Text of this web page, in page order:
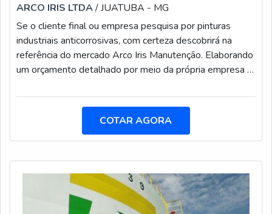
ARCO IRIS LTDA/ JUATUBA - MG
Se o cliente final ou empresa pesquisa por pinturas
industriais anticorrosivas, com certeza descobrirá na
referência do mercado Arco Iris Manutenção. Elaborando
um orçamento detalhado por meio da própria empresa e
Quando a procura é por pinturas industriais
contar com proteção e pagamento acessível.MAIS
INFORMAÇÕES SOBRE PINTURAS INDUSTRIAIS
energia em oferecer aos parceiros uma estrutura com
escritório de alta qualidade onde são realizadas as
atividades e sala de treinamento com materiais
COTAR AGORA